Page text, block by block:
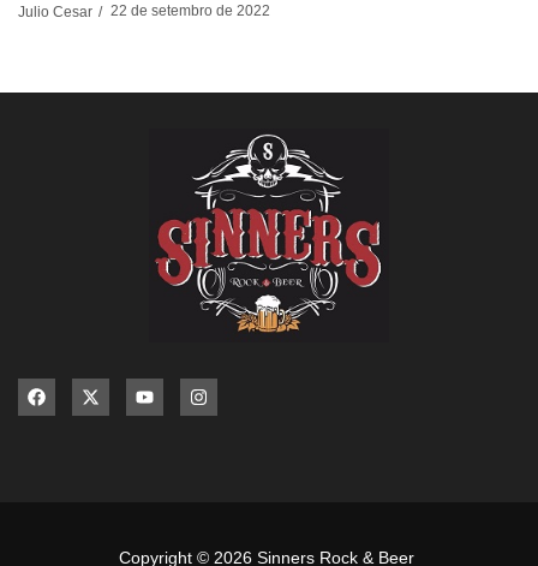
Julio Cesar / 22 de setembro de 2022
Copyright © 2026 Sinners Rock & Beer